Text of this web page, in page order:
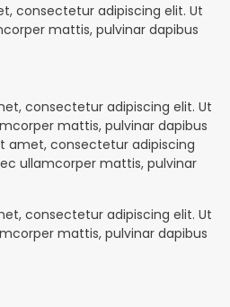
consectetur adipiscing elit. Ut
mattis, pulvinar dapibus
consectetur adipiscing elit. Ut
mattis, pulvinar dapibus
amet, consectetur adipiscing
ullamcorper mattis, pulvinar
consectetur adipiscing elit. Ut
mattis, pulvinar dapibus